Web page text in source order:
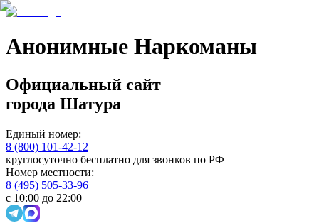
Анонимные Наркоманы
Официальный сайт
города Шатура
Единый номер:
8 (800) 101-42-12
круглосуточно бесплатно для звонков по РФ
Номер местности:
8 (495) 505-33-96
с 10:00 до 22:00